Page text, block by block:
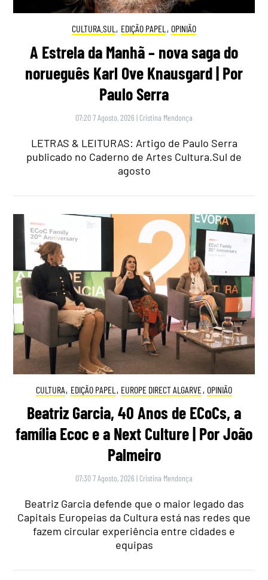
CULTURA.SUL , EDIÇÃO PAPEL , OPINIÃO
A Estrela da Manhã – nova saga do
norueguês Karl Ove Knausgard | Por
Paulo Serra
07:20 7 Agosto, 2026 | Cristina Mendonça
LETRAS & LEITURAS: Artigo de Paulo Serra
publicado no Caderno de Artes Cultura.Sul de
agosto
CULTURA, EDIÇÃO PAPEL , EUROPE DIRECT ALGARVE, OPINIÃO
Beatriz Garcia, 40 Anos de ECoCs, a
família Ecoc e a Next Culture | Por João
Palmeiro
07:30 7 Agosto, 2026 | Cristina Mendonça
Beatriz Garcia defende que o maior legado das
Capitais Europeias da Cultura está nas redes que
fazem circular experiência entre cidades e
equipas